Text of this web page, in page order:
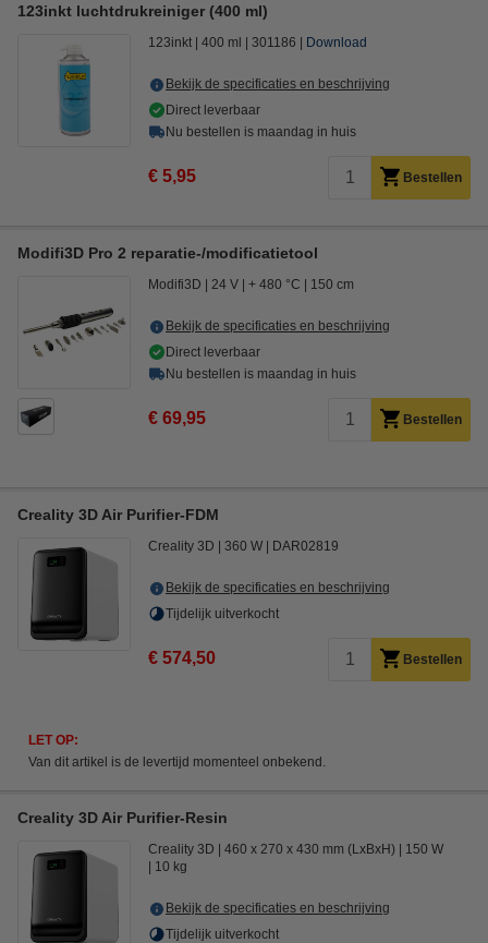
123inkt luchtdrukreiniger (400 ml)
123inkt 400 ml 301186 Download
Bekijk de specificaties en beschrijving
Direct leverbaar
Nu bestellen is maandag in huis
€ 5,95 Bestellen
Modifi3D Pro 2 reparatie-/modificatietool
Modifi3D 24 V + 480 °C 150 cm
Bekijk de specificaties en beschrijving
Direct leverbaar
Nu bestellen is maandag in huis
€ 69,95 Bestellen
Creality 3D Air Purifier-FDM
Creality 3D 360 W DAR02819
Bekijk de specificaties en beschrijving
Tijdelijk uitverkocht
€ 574,50 Bestellen
LET OP:
Van dit artikel is de levertijd momenteel onbekend.
Creality 3D Air Purifier-Resin
Creality 3D 460 x 270 x 430 mm (LxBxH)
150 W
10 kg
Bekijk de specificaties en beschrijving
Tijdelijk uitverkocht